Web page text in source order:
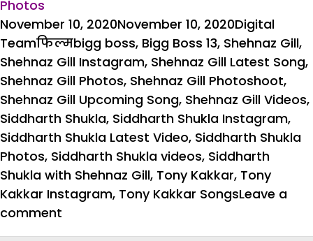
Photos
Posted
on
November 10, 2020November 10, 2020Author
Digital
TeamCategories
फिल्मTags
bigg boss, Bigg Boss 13, Shehnaz Gill,
Shehnaz Gill Instagram, Shehnaz Gill Latest Song,
Shehnaz Gill Photos, Shehnaz Gill Photoshoot,
Shehnaz Gill Upcoming Song, Shehnaz Gill Videos,
Siddharth Shukla, Siddharth Shukla Instagram,
Siddharth Shukla Latest Video, Siddharth Shukla
Photos, Siddharth Shukla videos, Siddharth
Shukla with Shehnaz Gill, Tony Kakkar, Tony
Kakkar Instagram, Tony Kakkar SongsLeave a
comment